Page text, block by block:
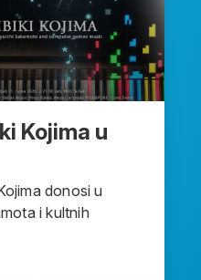
Kojima u
donosi u
i kultnih